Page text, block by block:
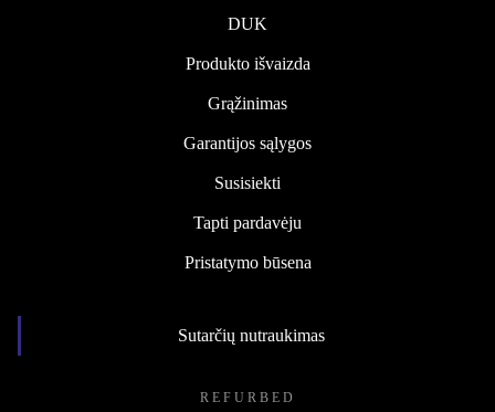
DUK
Produkto išvaizda
Grąžinimas
Garantijos sąlygos
Susisiekti
Tapti pardavėju
Pristatymo būsena
Sutarčių nutraukimas
REFURBED